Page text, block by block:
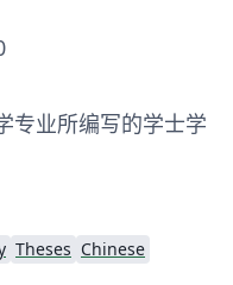
专业所编写的学士学
Theses Chinese